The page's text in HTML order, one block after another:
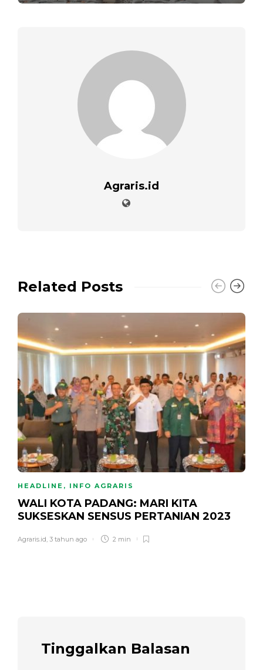
Agraris.id
Related Posts
HEADLINE , INFO AGRARIS
WALI KOTA PADANG: MARI KITA
SUKSESKAN SENSUS PERTANIAN 2023
Agraris.id, 3 tahun ago 2 min
Tinggalkan Balasan